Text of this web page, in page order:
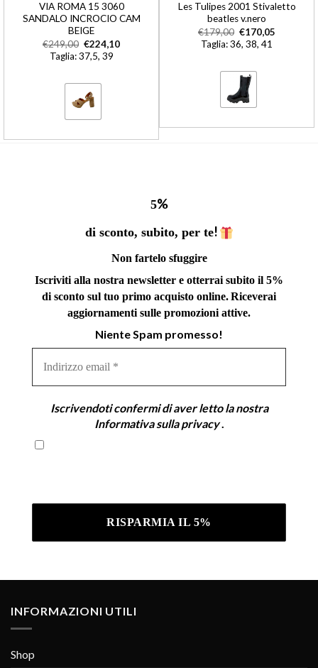
VIA ROMA 15 3060
SANDALO INCROCIO CAM
BEIGE
€249,00 €224,10
Taglia: 37,5, 39
Les Tulipes 2001 Stivaletto
beatles v.nero
€179,00 €170,05
Taglia: 36, 38, 41
5%
di sconto, subito, per te!
Non fartelo sfuggire
Iscriviti alla nostra newsletter e otterrai subito il 5%
di sconto sul tuo primo acquisto online.Riceverai
aggiornamenti sulle promozioni attive.
Niente Spam promesso!
email
Iscrivendoti confermi di aver letto la nostra
Informativa sulla privacy.
INFORMAZIONI UTILI
Shop